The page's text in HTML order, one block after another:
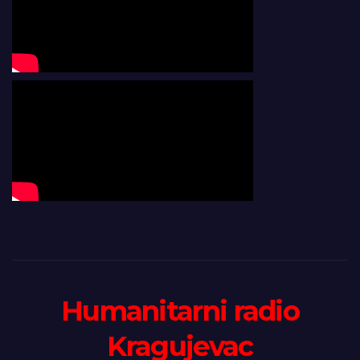
Humanitarni radio
Kragujevac